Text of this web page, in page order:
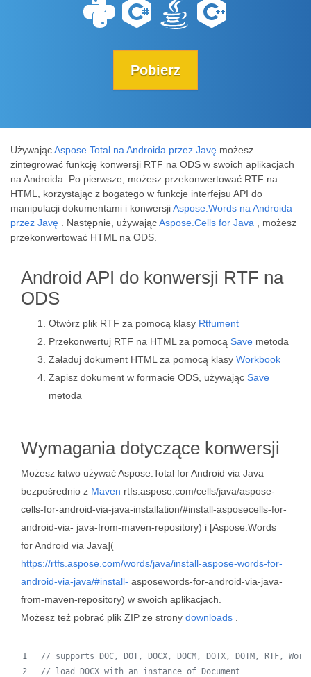
Pobierz
UżywającAspose.Total na Androida przez Javę możesz
zintegrować funkcję konwersji RTF na ODS w swoich aplikacjach
na Androida. Po pierwsze, możesz przekonwertować RTF na
HTML, korzystając z bogatego w funkcje interfejsu API do
manipulacji dokumentami i konwersjiAspose.Words na Androida
przez Javę . Następnie, używającAspose.Cells for Java , możesz
przekonwertować HTML na ODS.
Android API do konwersji RTF na
ODS
Otwórz plik RTF za pomocą klasy Rtfument
Przekonwertuj RTF na HTML za pomocą Save metoda
Załaduj dokument HTML za pomocą klasy Workbook
Zapisz dokument w formacie ODS, używając Save
metoda
Wymagania dotyczące konwersji
Możesz łatwo używać Aspose.Total for Android via Java
bezpośrednio z Maven rtfs.aspose.com/cells/java/aspose-
cells-for-android-via-java-installation/#install-asposecells-for-
android-via- java-from-maven-repository) i [Aspose.Words
for Android via Java](
https://rtfs.aspose.com/words/java/install-aspose-words-for-
android-via-java/#install- asposewords-for-android-via-java-
from-maven-repository) w swoich aplikacjach.
Możesz też pobrać plik ZIP ze strony downloads
// supports DOC, DOT, DOCX, DOCM, DOTX, DOTM, RTF,
// load DOCX with an instance of Document